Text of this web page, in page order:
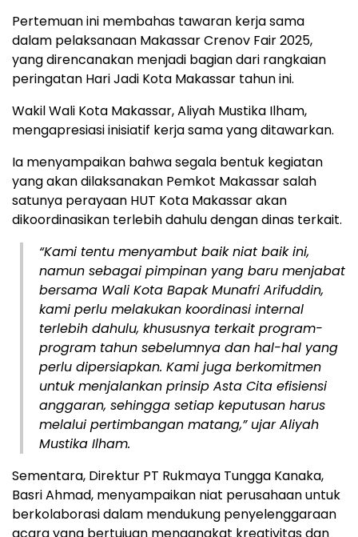
Pertemuan ini membahas tawaran kerja sama
dalam pelaksanaan Makassar Crenov Fair 2025,
yang direncanakan menjadi bagian dari rangkaian
peringatan Hari Jadi Kota Makassar tahun ini.
Wakil Wali Kota Makassar, Aliyah Mustika Ilham,
mengapresiasi inisiatif kerja sama yang ditawarkan.
Ia menyampaikan bahwa segala bentuk kegiatan
yang akan dilaksanakan Pemkot Makassar salah
satunya perayaan HUT Kota Makassar akan
dikoordinasikan terlebih dahulu dengan dinas terkait.
“Kami tentu menyambut baik niat baik ini,
namun sebagai pimpinan yang baru menjabat
bersama Wali Kota Bapak Munafri Arifuddin,
kami perlu melakukan koordinasi internal
terlebih dahulu, khususnya terkait program-
program tahun sebelumnya dan hal-hal yang
perlu dipersiapkan. Kami juga berkomitmen
untuk menjalankan prinsip Asta Cita efisiensi
anggaran, sehingga setiap keputusan harus
melalui pertimbangan matang,” ujar Aliyah
Mustika Ilham.
Sementara, Direktur PT Rukmaya Tungga Kanaka,
Basri Ahmad, menyampaikan niat perusahaan untuk
berkolaborasi dalam mendukung penyelenggaraan